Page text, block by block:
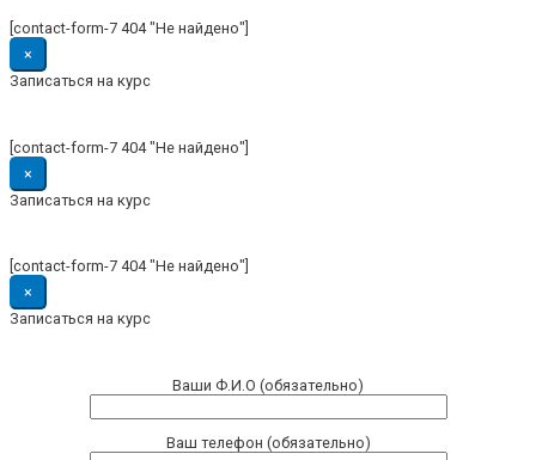
[contact-form-7 404 "Не найдено"]
×
Записаться на курс
[contact-form-7 404 "Не найдено"]
×
Записаться на курс
[contact-form-7 404 "Не найдено"]
×
Записаться на курс
Ваши Ф.И.О (обязательно)
Ваш телефон (обязательно)